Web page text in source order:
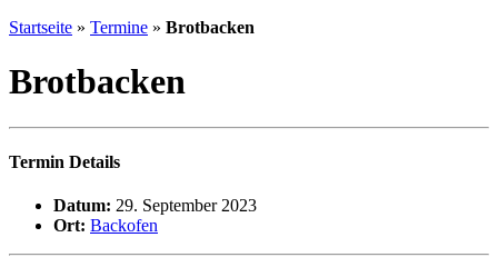
Startseite » Termine » Brotbacken
Brotbacken
Termin Details
Datum: 29. September 2023
Ort: Backofen